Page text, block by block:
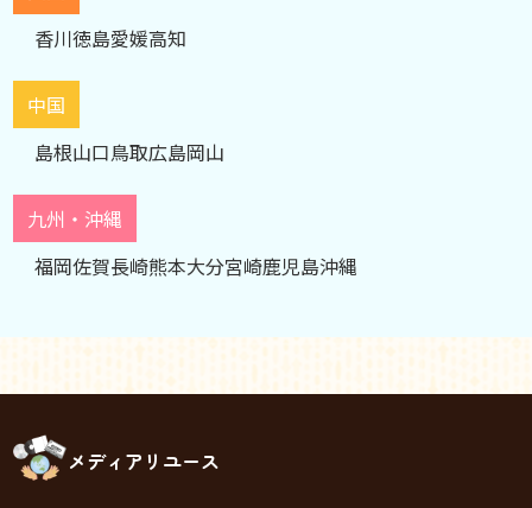
香川徳島愛媛高知
中国
島根山口鳥取広島岡山
九州・沖縄
福岡佐賀長崎熊本大分宮崎鹿児島沖縄
メディアリユース